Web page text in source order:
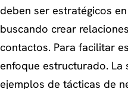
deben ser estratégicos
buscando crear
contactos. Para facilitar
enfoque estructurado. La
ejemplos de tácticas de